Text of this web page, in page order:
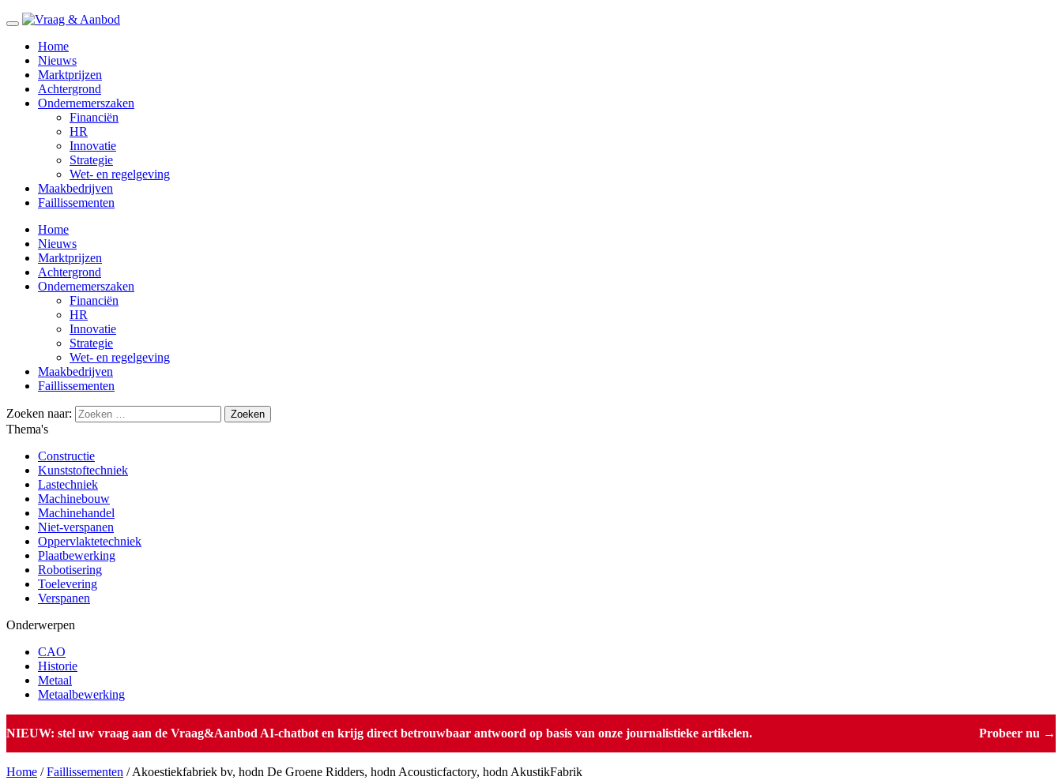
Home
Nieuws
Marktprijzen
Achtergrond
Ondernemerszaken
Financiën
HR
Innovatie
Strategie
Wet- en regelgeving
Maakbedrijven
Faillissementen
Home
Nieuws
Marktprijzen
Achtergrond
Ondernemerszaken
Financiën
HR
Innovatie
Strategie
Wet- en regelgeving
Maakbedrijven
Faillissementen
Zoeken naar:
Thema's
Constructie
Kunststoftechniek
Lastechniek
Machinebouw
Machinehandel
Niet-verspanen
Oppervlaktetechniek
Plaatbewerking
Robotisering
Toelevering
Verspanen
Onderwerpen
CAO
Historie
Metaal
Metaalbewerking
NIEUW: stel uw vraag aan de Vraag&Aanbod AI-chatbot en krijg direct betrouwbaar antwoord op basis van onze journalistieke artikelen. Probeer nu →
Home /Faillissementen /Akoestiekfabriek bv, hodn De Groene Ridders, hodn Acousticfactory, hodn AkustikFabrik